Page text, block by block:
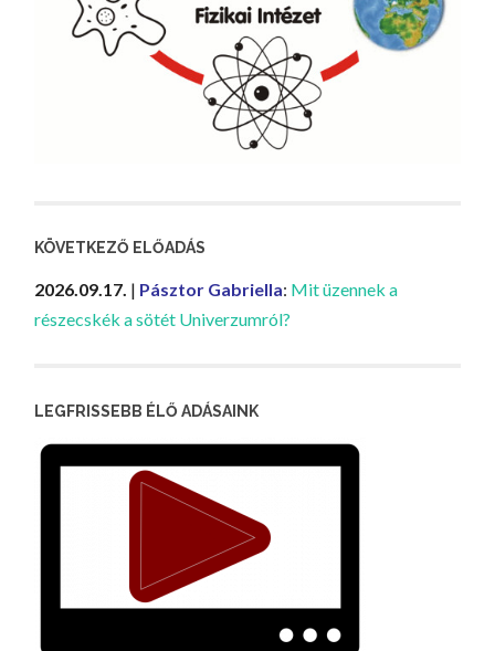
KÖVETKEZŐ ELŐADÁS
2026.09.17. | Pásztor Gabriella: Mit üzennek a
részecskék a sötét Univerzumról?
LEGFRISSEBB ÉLŐ ADÁSAINK